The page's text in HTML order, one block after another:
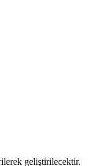
geliştirilecektir.